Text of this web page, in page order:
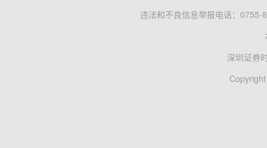
违法和不良信息举报电话：0755-
深圳证券